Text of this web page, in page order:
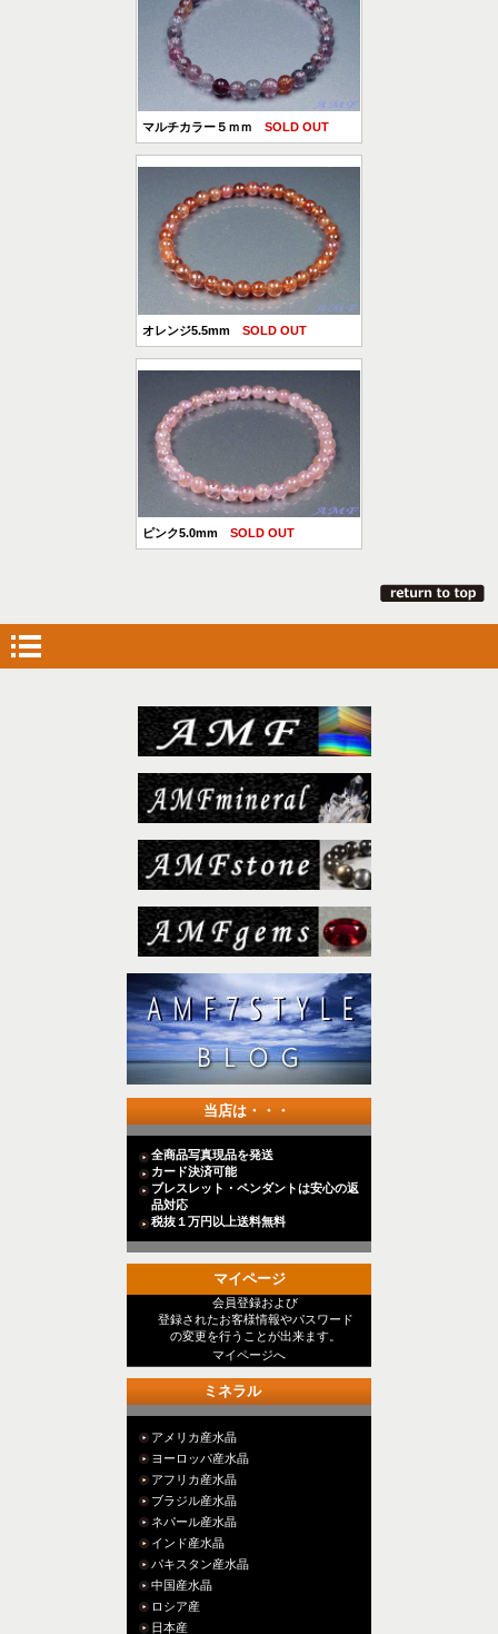
マルチカラー５ｍｍ SOLD OUT
オレンジ5.5mm SOLD OUT
ピンク5.0mm SOLD OUT
当店は・・・
全商品写真現品を発送
カード決済可能
ブレスレット・ペンダントは安心の返
品対応
税抜１万円以上送料無料
マイページ
会員登録および
登録されたお客様情報やパスワード
の変更を行うことが出来ます。
マイページへ
ミネラル
アメリカ産水晶
ヨーロッパ産水晶
アフリカ産水晶
ブラジル産水晶
ネパール産水晶
インド産水晶
パキスタン産水晶
中国産水晶
ロシア産
日本産